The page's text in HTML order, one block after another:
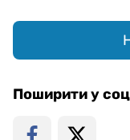
Поширити у